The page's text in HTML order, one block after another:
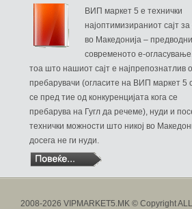
ВИП маркет 5 е технички
најоптимизираниот сајт за
во Македонија –
современото е-
тоа што нашиот сајт е најпрепознатлив
пребарувачи (огласите на ВИП маркет 5
се пред тие од конкуренцијата кога се
пребарува на Гугл да речеме), нуди и
технички можности што никој во
досега не ги нуди.
2008-2026 VIPMARKET5.MK © Copyright